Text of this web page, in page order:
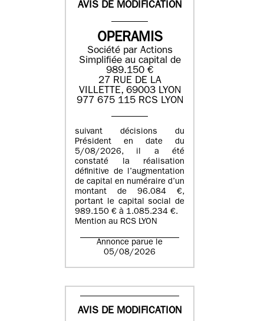
AVIS DE MODIFICATION
OPERAMIS
Société par Actions
Simplifiée au capital de
989.150 €
27 RUE DE LA
VILLETTE, 69003 LYON
977 675 115 RCS LYON
suivant décisions du
Président en date du
5/08/2026, il a été
constaté la réalisation
définitive de l’augmentation
de capital en numéraire d’un
montant de 96.084 €,
portant le capital social de
989.150 € à 1.085.234 €.
Mention au RCS LYON
Annonce parue le
05/08/2026
AVIS DE MODIFICATION